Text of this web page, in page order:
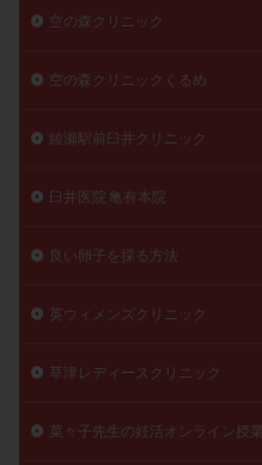
空の森クリニック
空の森クリニックくるめ
綾瀬駅前臼井クリニック
臼井医院 亀有本院
良い卵子を採る方法
英ウィメンズクリニック
草津レディースクリニック
菜々子先生の妊活オンライン授業